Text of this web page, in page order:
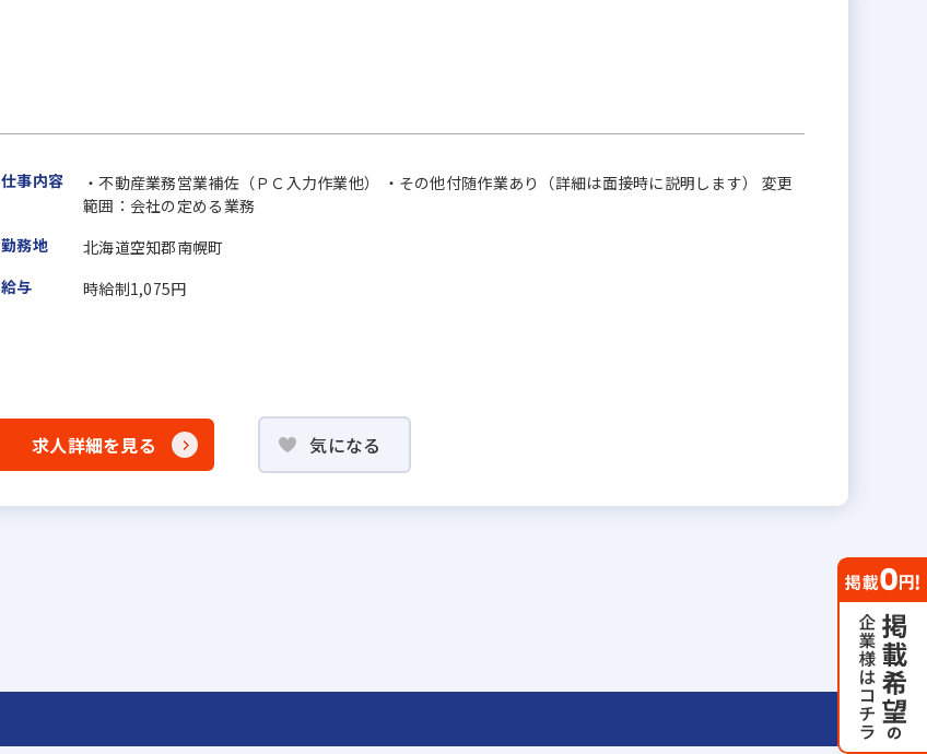
仕事内容
・不動産業務営業補佐（ＰＣ入力作業他） ・その他付随作業あり（詳細は面接時に説明します） 変更
範囲：会社の定める業務
勤務地
北海道空知郡南幌町
給与
時給制1,075円
求人詳細を見る 気になる